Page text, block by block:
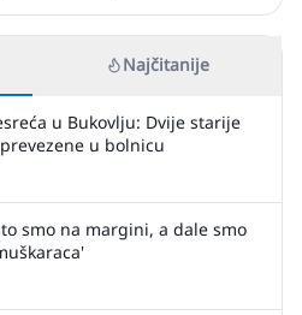
Najčitanije
u Bukovlju: Dvije starije
u bolnicu
smo na margini, a dale smo